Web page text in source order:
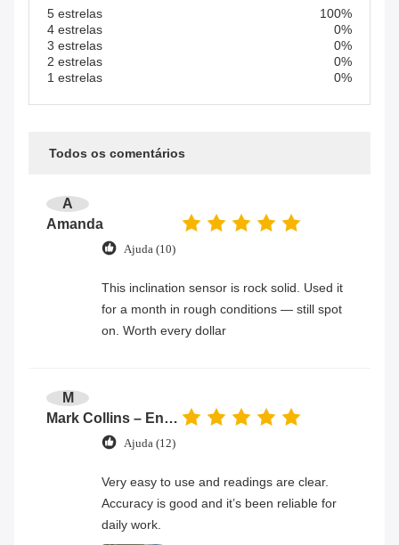
5 estrelas
100%
4 estrelas
0%
3 estrelas
0%
2 estrelas
0%
1 estrelas
0%
Todos os comentários
A
Amanda
Ajuda (10)
This inclination sensor is rock solid. Used it
for a month in rough conditions — still spot
on. Worth every dollar
M
Mark Collins – Engineer
Ajuda (12)
Very easy to use and readings are clear.
Accuracy is good and it’s been reliable for
daily work.